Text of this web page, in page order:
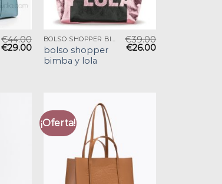
€44.00
€29.00
BOLSO SHOPPER BIMBA Y LOLA
bolso shopper
bimba y lola
€39.00
€26.00
¡Oferta!